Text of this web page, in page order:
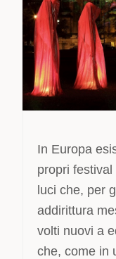
In Europa
propri
luci che, per
addirittura
volti nuovi a
che, come in